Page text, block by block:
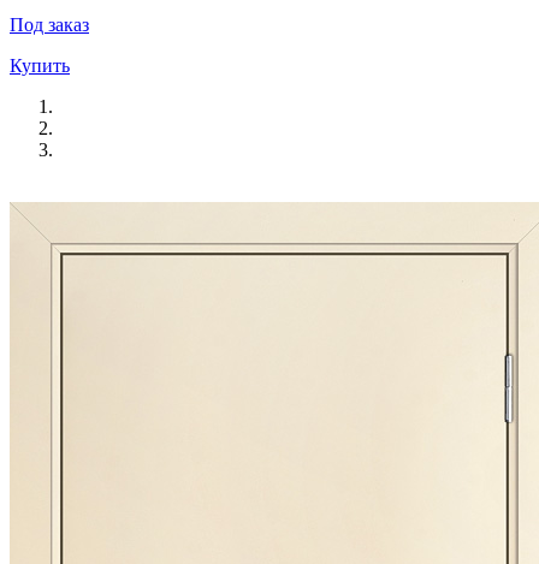
Под заказ
Купить